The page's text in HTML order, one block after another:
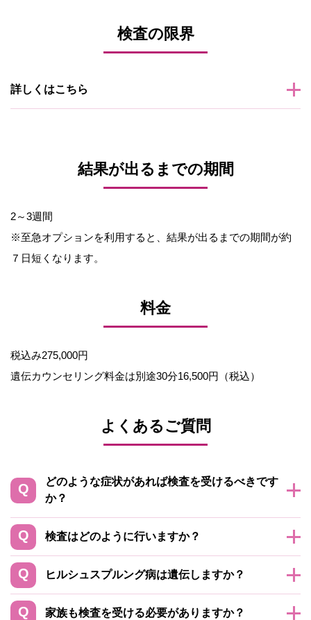
検査の限界
詳しくはこちら
結果が出るまでの期間
2～3週間
※至急オプションを利用すると、結果が出るまでの期間が約
７日短くなります。
料金
税込み275,000円
遺伝カウンセリング料金は別途30分16,500円（税込）
よくあるご質問
どのような症状があれば検査を受けるべきです
か？
検査はどのように行いますか？
ヒルシュスプルング病は遺伝しますか？
家族も検査を受ける必要がありますか？